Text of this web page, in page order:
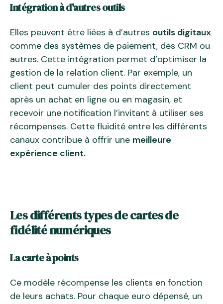
Intégration à d'autres outils
Elles peuvent être liées à d’autres outils digitaux
comme des systèmes de paiement, des CRM ou
autres. Cette intégration permet d’optimiser la
gestion de la relation client. Par exemple, un
client peut cumuler des points directement
après un achat en ligne ou en magasin, et
recevoir une notification l’invitant à utiliser ses
récompenses. Cette fluidité entre les différents
canaux contribue à offrir une meilleure
expérience client.
Les différents types de cartes de
fidélité numériques
La carte à points
Ce modèle récompense les clients en fonction
de leurs achats. Pour chaque euro dépensé, un